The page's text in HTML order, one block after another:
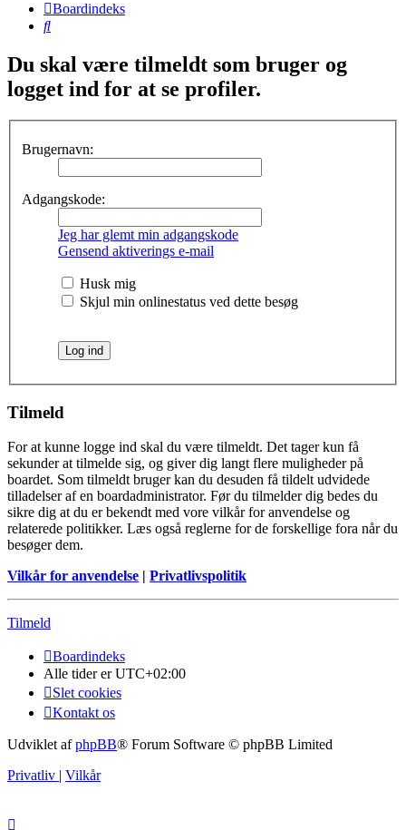
Boardindeks
Søg
Du skal være tilmeldt som bruger og
logget ind for at se profiler.
Brugernavn:
Adgangskode:
Jeg har glemt min adgangskode
Gensend aktiverings e-mail
Husk mig
Skjul min onlinestatus ved dette besøg
Tilmeld
For at kunne logge ind skal du være tilmeldt. Det tager kun få
sekunder at tilmelde sig, og giver dig langt flere muligheder på
boardet. Som tilmeldt bruger kan du desuden få tildelt udvidede
tilladelser af en boardadministrator. Før du tilmelder dig bedes du
sikre dig at du er bekendt med vore vilkår for anvendelse og
relaterede politikker. Læs også reglerne for de forskellige fora når du
besøger dem.
Vilkår for anvendelse | Privatlivspolitik
Tilmeld
Boardindeks
Alle tider erUTC+02:00
Slet cookies
Kontakt os
Udviklet afphpBB® Forum Software © phpBB Limited
Privatliv | Vilkår